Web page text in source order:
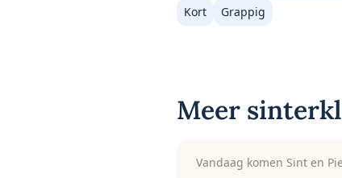
Kort Grappig
Meer
Vandaag komen Sint en